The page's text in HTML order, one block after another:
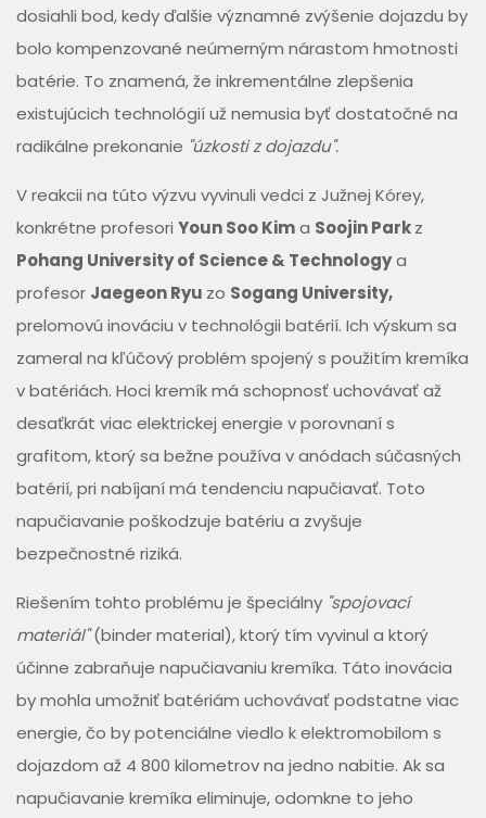
dosiahli bod, kedy ďalšie významné zvýšenie dojazdu by
bolo kompenzované neúmerným nárastom hmotnosti
batérie. To znamená, že inkrementálne zlepšenia
existujúcich technológií už nemusia byť dostatočné na
radikálne prekonanie "úzkosti z dojazdu".
V reakcii na túto výzvu vyvinuli vedci z Južnej Kórey,
konkrétne profesori Youn Soo Kima Soojin Parkz
Pohang University of Science & Technologya
profesor Jaegeon Ryu zo Sogang University,
prelomovú inováciu v technológii batérií. Ich výskum sa
zameral na kľúčový problém spojený s použitím kremíka
v batériách. Hoci kremík má schopnosť uchovávať až
desaťkrát viac elektrickej energie v porovnaní s
grafitom, ktorý sa bežne používa v anódach súčasných
batérií, pri nabíjaní má tendenciu napučiavať. Toto
napučiavanie poškodzuje batériu a zvyšuje
bezpečnostné riziká.
Riešením tohto problému je špeciálny "spojovací
materiál"(binder material), ktorý tím vyvinul a ktorý
účinne zabraňuje napučiavaniu kremíka. Táto inovácia
by mohla umožniť batériám uchovávať podstatne viac
energie, čo by potenciálne viedlo k elektromobilom s
dojazdom až 4 800 kilometrov na jedno nabitie. Ak sa
napučiavanie kremíka eliminuje, odomkne to jeho